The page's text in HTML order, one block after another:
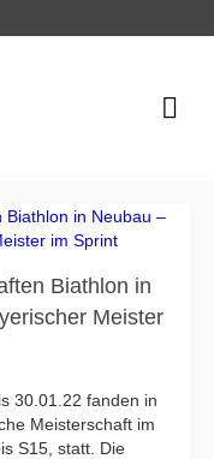
Biathlon in
Meister
30.01.22 fanden in
Meisterschaft im
S15, statt. Die